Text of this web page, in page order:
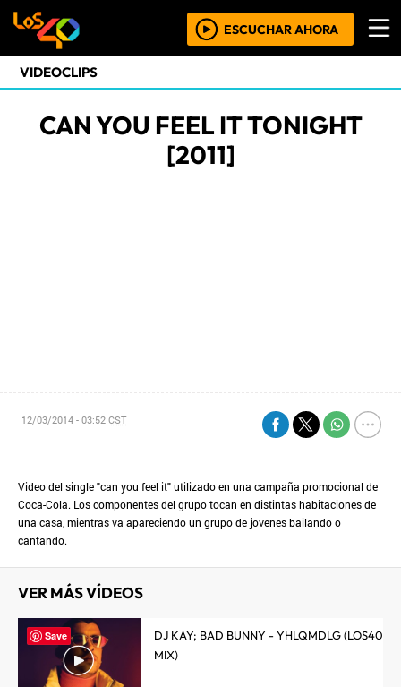
ESCUCHAR AHORA
VIDEOCLIPS
CAN YOU FEEL IT TONIGHT
[2011]
12/03/2014 - 03:52CST
Video del single "can you feel it" utilizado en una campaña promocional de
Coca-Cola. Los componentes del grupo tocan en distintas habitaciones de
una casa, mientras va apareciendo un grupo de jovenes bailando o
cantando.
VER MÁS VÍDEOS
DJ KAY; BAD BUNNY - YHLQMDLG (LOS40
MIX)
Save